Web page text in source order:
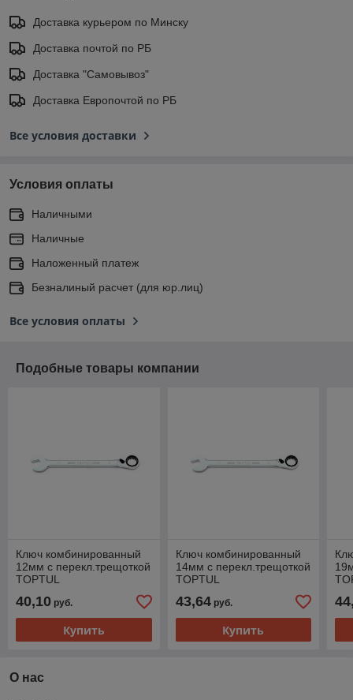
Доставка курьером по Минску
Доставка почтой по РБ
Доставка "Самовывоз"
Доставка Европочтой по РБ
Все условия доставки
Условия оплаты
Наличными
Наличные
Наложенный платеж
Безналиный расчет (для юр.лиц)
Все условия оплаты
Подобные товары компании
Ключ комбинированный
12мм с перекл.трещоткой
TOPTUL
40,10 руб.
Купить
Ключ комбинированный
14мм с перекл.трещоткой
TOPTUL
43,64руб.
Купить
О нас